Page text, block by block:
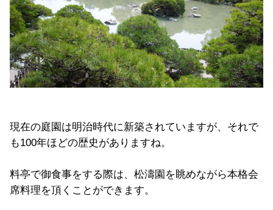
現在の庭園は明治時代に新築されていますが、それで
も100年ほどの歴史がありますね。
料亭で御食事をする際は、松濤園を眺めながら本格会
席料理を頂くことができます。